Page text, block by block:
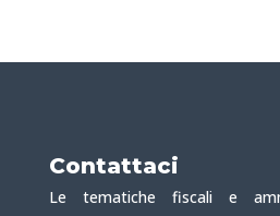
Contattaci
Le tematiche fiscali e